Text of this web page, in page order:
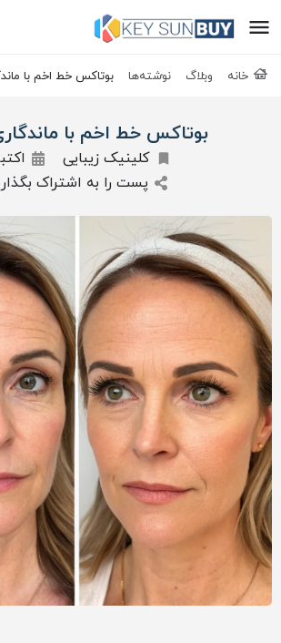
خانه وبلاگ نوشته‌ها بوتاکس خط اخم با ماندگاری
بوتاکس خط اخم با ماندگاری 6
کلینیک زیبایی
اکتبر
پست را به اشتراک